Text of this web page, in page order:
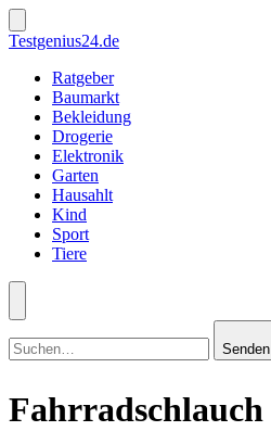
Zum
Inhalt
springen
Suche
ein-/ausblenden
Testgenius24.de
Ratgeber
Baumarkt
Bekleidung
Drogerie
Elektronik
Garten
Hausahlt
Kind
Sport
Tiere
Menü
nach:
Senden
Fahrradschlauch